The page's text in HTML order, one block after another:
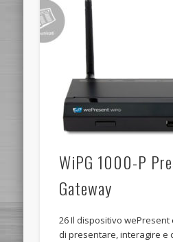
WiPG 1000-P
Gateway
26 Il dispositivo
di presentare, interagire e